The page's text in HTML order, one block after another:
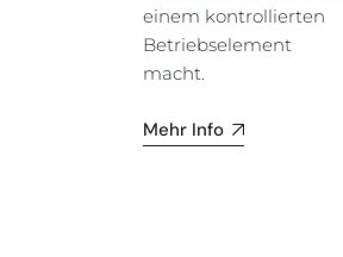
einem kontrollierten
Betriebselement
macht.
Mehr Info